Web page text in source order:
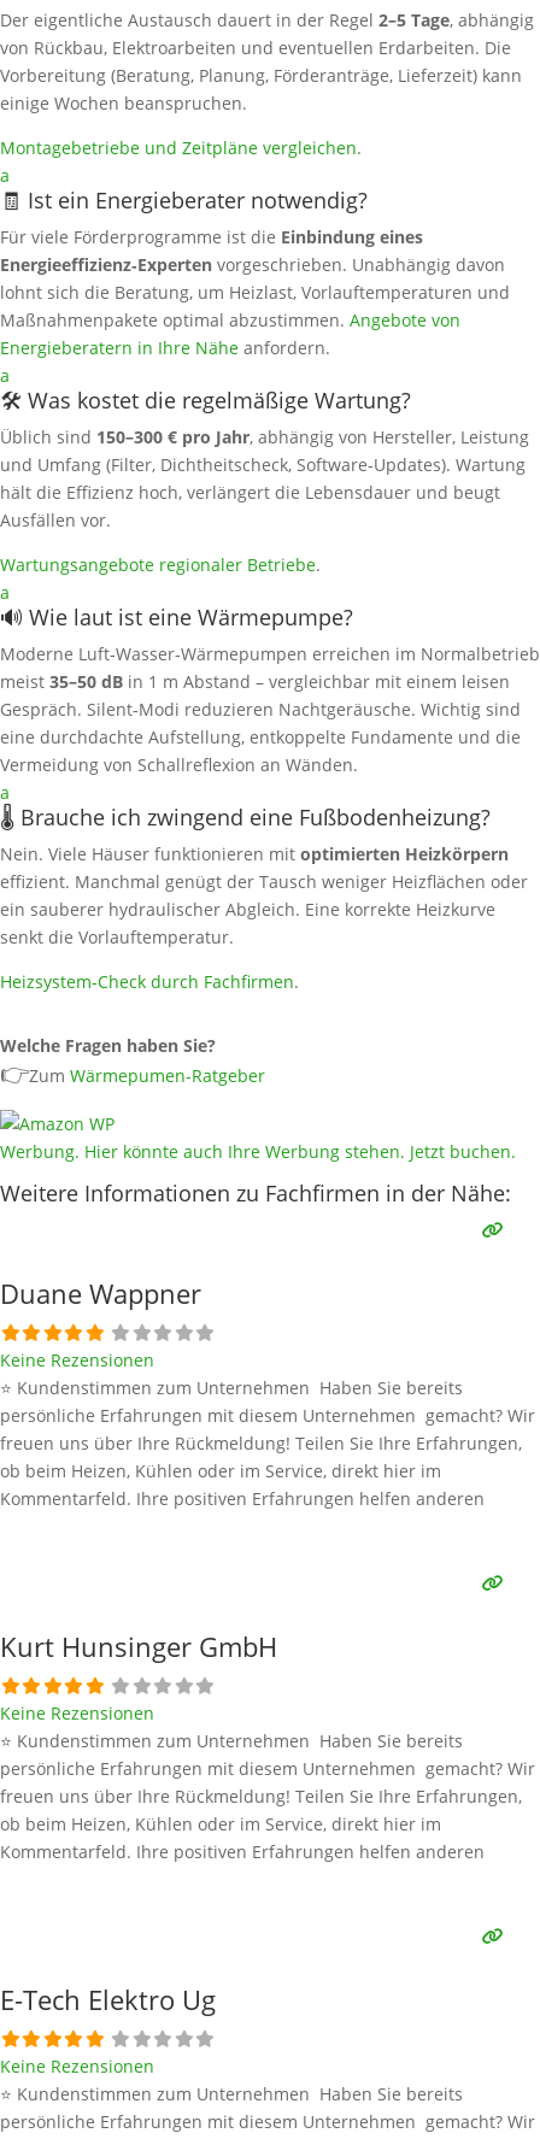
Der eigentliche Austausch dauert in der Regel 2–5 Tage, abhängig
von Rückbau, Elektroarbeiten und eventuellen Erdarbeiten. Die
Vorbereitung (Beratung, Planung, Förderanträge, Lieferzeit) kann
einige Wochen beanspruchen.
Montagebetriebe und Zeitpläne vergleichen.
a
🧾 Ist ein Energieberater notwendig?
Für viele Förderprogramme ist die Einbindung eines
Energieeffizienz‑Experten vorgeschrieben. Unabhängig davon
lohnt sich die Beratung, um Heizlast, Vorlauftemperaturen und
Maßnahmenpakete optimal abzustimmen. Angebote von
Energieberatern in Ihre Nähe anfordern.
a
🛠️ Was kostet die regelmäßige Wartung?
Üblich sind 150–300 € pro Jahr, abhängig von Hersteller, Leistung
und Umfang (Filter, Dichtheitscheck, Software‑Updates). Wartung
hält die Effizienz hoch, verlängert die Lebensdauer und beugt
Ausfällen vor.
Wartungsangebote regionaler Betriebe.
a
🔊 Wie laut ist eine Wärmepumpe?
Moderne Luft‑Wasser‑Wärmepumpen erreichen im Normalbetrieb
meist 35–50 dB in 1 m Abstand – vergleichbar mit einem leisen
Gespräch. Silent‑Modi reduzieren Nachtgeräusche. Wichtig sind
eine durchdachte Aufstellung, entkoppelte Fundamente und die
Vermeidung von Schallreflexion an Wänden.
a
🌡️ Brauche ich zwingend eine Fußbodenheizung?
Nein. Viele Häuser funktionieren mit optimierten Heizkörpern
effizient. Manchmal genügt der Tausch weniger Heizflächen oder
ein sauberer hydraulischer Abgleich. Eine korrekte Heizkurve
senkt die Vorlauftemperatur.
Heizsystem‑Check durch Fachfirmen.
Welche Fragen haben Sie?
👉Zum Wärmepumen-Ratgeber
Werbung. Hier könnte auch Ihre Werbung stehen. Jetzt buchen.
Weitere Informationen zu Fachfirmen in der Nähe:
Duane Wappner
Keine Rezensionen
⭐ Kundenstimmen zum Unternehmen Haben Sie bereits
persönliche Erfahrungen mit diesem Unternehmen gemacht? Wir
freuen uns über Ihre Rückmeldung! Teilen Sie Ihre Erfahrungen,
ob beim Heizen, Kühlen oder im Service, direkt hier im
Kommentarfeld. Ihre positiven Erfahrungen helfen anderen
Kurt Hunsinger GmbH
Keine Rezensionen
⭐ Kundenstimmen zum Unternehmen Haben Sie bereits
persönliche Erfahrungen mit diesem Unternehmen gemacht? Wir
freuen uns über Ihre Rückmeldung! Teilen Sie Ihre Erfahrungen,
ob beim Heizen, Kühlen oder im Service, direkt hier im
Kommentarfeld. Ihre positiven Erfahrungen helfen anderen
E-Tech Elektro Ug
Keine Rezensionen
⭐ Kundenstimmen zum Unternehmen Haben Sie bereits
persönliche Erfahrungen mit diesem Unternehmen gemacht? Wir